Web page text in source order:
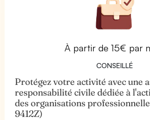
À partir de 15€ par
CONSEILLÉ
Protégez votre activité avec une
responsabilité civile dédiée à
des organisations
9412Z)